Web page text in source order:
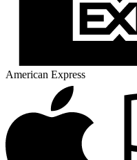
American Express